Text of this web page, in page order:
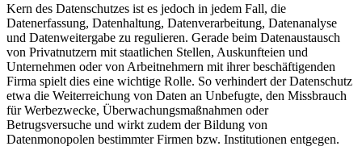
Kern des Datenschutzes ist es jedoch in jedem Fall, die
Datenerfassung, Datenhaltung, Datenverarbeitung, Datenanalyse
und Datenweitergabe zu regulieren. Gerade beim Datenaustausch
von Privatnutzern mit staatlichen Stellen, Auskunfteien und
Unternehmen oder von Arbeitnehmern mit ihrer beschäftigenden
Firma spielt dies eine wichtige Rolle. So verhindert der Datenschutz
etwa die Weiterreichung von Daten an Unbefugte, den Missbrauch
für Werbezwecke, Überwachungsmaßnahmen oder
Betrugsversuche und wirkt zudem der Bildung von
Datenmonopolen bestimmter Firmen bzw. Institutionen entgegen.